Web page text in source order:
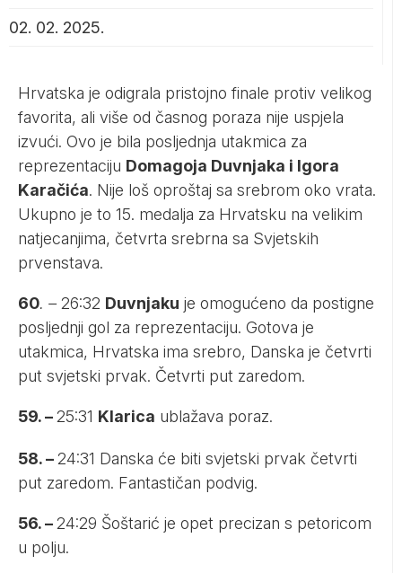
02. 02. 2025.
Hrvatska je odigrala pristojno finale protiv velikog
favorita, ali više od časnog poraza nije uspjela
izvući. Ovo je bila posljednja utakmica za
reprezentaciju Domagoja Duvnjaka i Igora
Karačića. Nije loš oproštaj sa srebrom oko vrata.
Ukupno je to 15. medalja za Hrvatsku na velikim
natjecanjima, četvrta srebrna sa Svjetskih
prvenstava.
60. – 26:32 Duvnjaku je omogućeno da postigne
posljednji gol za reprezentaciju. Gotova je
utakmica, Hrvatska ima srebro, Danska je četvrti
put svjetski prvak. Četvrti put zaredom.
59. – 25:31 Klarica ublažava poraz.
58. – 24:31 Danska će biti svjetski prvak četvrti
put zaredom. Fantastičan podvig.
56. – 24:29 Šoštarić je opet precizan s petoricom
u polju.